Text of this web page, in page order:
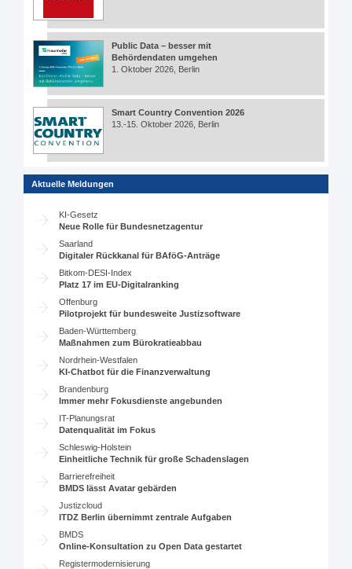
Public Data – besser mit
Behördendaten umgehen
1. Oktober 2026, Berlin
Smart Country Convention 2026
13.-15. Oktober 2026, Berlin
Aktuelle Meldungen
KI-Gesetz
Neue Rolle für Bundesnetzagentur
Saarland
Digitaler Rückkanal für BAföG-Anträge
Bitkom-DESI-Index
Platz 17 im EU-Digitalranking
Offenburg
Pilotprojekt für bundesweite Justizsoftware
Baden-Württemberg
Maßnahmen zum Bürokratieabbau
Nordrhein-Westfalen
KI-Chatbot für die Finanzverwaltung
Brandenburg
Immer mehr Fokusdienste angebunden
IT-Planungsrat
Datenqualität im Fokus
Schleswig-Holstein
Einheitliche Technik für große Schadenslagen
Barrierefreiheit
BMDS lässt Avatar gebärden
Justizcloud
ITDZ Berlin übernimmt zentrale Aufgaben
BMDS
Online-Konsultation zu Open Data gestartet
Registermodernisierung